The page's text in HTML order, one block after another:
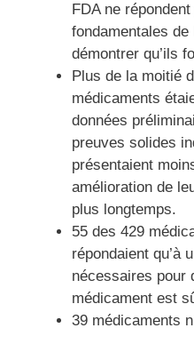
FDA ne
fondamentales de
démontrer qu’ils
Plus de la moitié
médicaments
données
preuves solides
présentaient
amélioration de
plus longtemps.
55 des 429
répondaient qu’à
nécessaires pour
médicament est
39 médicaments